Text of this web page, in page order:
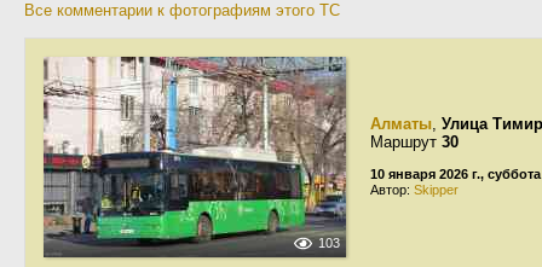
Все комментарии к фотографиям этого ТС
103
Алматы, Улица
Маршрут 30
10 января 2026 г., суббота
Автор: Skipper